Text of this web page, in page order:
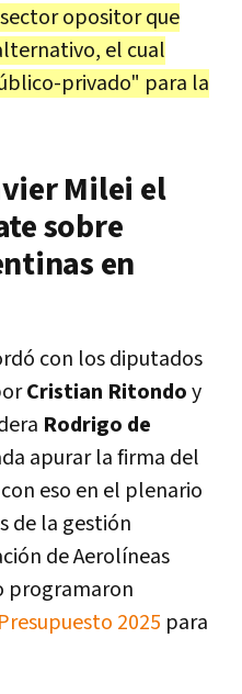
opositor que
el cual
privado" para la
Milei el
sobre
en
con los diputados
Cristian Ritondoy
Rodrigo de
apurar la firma del
eso en el plenario
de la gestión
de Aerolíneas
programaron
2025 para